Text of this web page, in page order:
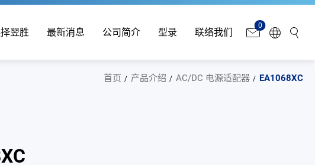
翌胜 最新消息 公司简介 型录 联络我们
0
首页 产品介绍 AC/DC 电源适配器 EA1068XC